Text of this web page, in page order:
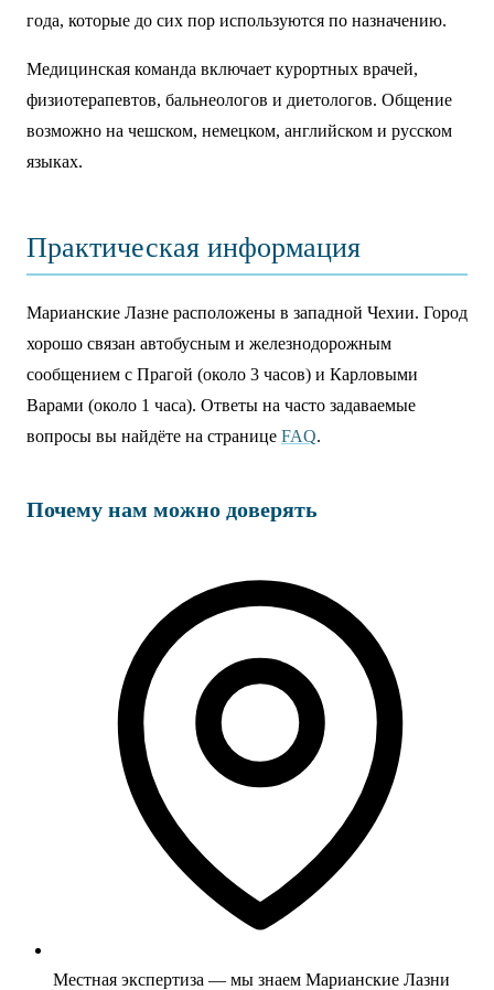
года, которые до сих пор используются по назначению.
Медицинская команда включает курортных врачей,
физиотерапевтов, бальнеологов и диетологов. Общение
возможно на чешском, немецком, английском и русском
языках.
Практическая информация
Марианские Лазне расположены в западной Чехии. Город
хорошо связан автобусным и железнодорожным
сообщением с Прагой (около 3 часов) и Карловыми
Варами (около 1 часа). Ответы на часто задаваемые
вопросы вы найдёте на странице FAQ.
Почему нам можно доверять
Местная экспертиза — мы знаем Марианские Лазни